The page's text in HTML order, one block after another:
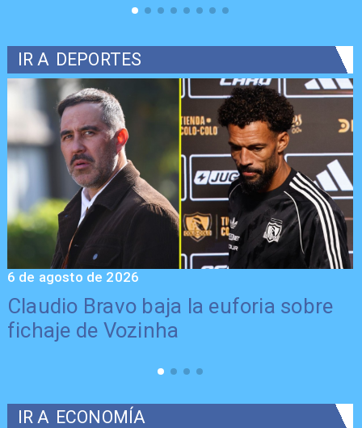
IR A DEPORTES
Claudio Bravo baja la euforia sobre
fichaje de Vozinha
6 de agosto de 2026
IR A ECONOMÍA